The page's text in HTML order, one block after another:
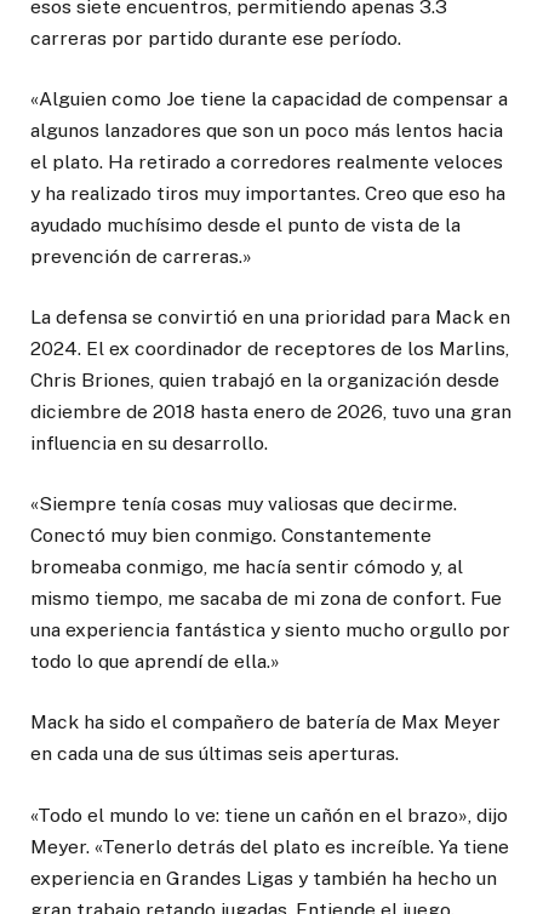
esos siete encuentros, permitiendo apenas 3.3
carreras por partido durante ese período.
«Alguien como Joe tiene la capacidad de compensar a
algunos lanzadores que son un poco más lentos hacia
el plato. Ha retirado a corredores realmente veloces
y ha realizado tiros muy importantes. Creo que eso ha
ayudado muchísimo desde el punto de vista de la
prevención de carreras.»
La defensa se convirtió en una prioridad para Mack en
2024. El ex coordinador de receptores de los Marlins,
Chris Briones, quien trabajó en la organización desde
diciembre de 2018 hasta enero de 2026, tuvo una gran
influencia en su desarrollo.
«Siempre tenía cosas muy valiosas que decirme.
Conectó muy bien conmigo. Constantemente
bromeaba conmigo, me hacía sentir cómodo y, al
mismo tiempo, me sacaba de mi zona de confort. Fue
una experiencia fantástica y siento mucho orgullo por
todo lo que aprendí de ella.»
Mack ha sido el compañero de batería de Max Meyer
en cada una de sus últimas seis aperturas.
«Todo el mundo lo ve: tiene un cañón en el brazo», dijo
Meyer. «Tenerlo detrás del plato es increíble. Ya tiene
experiencia en Grandes Ligas y también ha hecho un
gran trabajo retando jugadas. Entiende el juego.